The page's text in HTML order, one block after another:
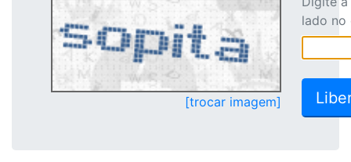
[trocar imagem]
lado no